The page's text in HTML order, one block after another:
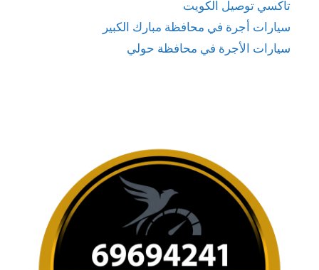
تاكسي توصيل الكويت
سيارات أجرة في محافظة مبارك الكبير
سيارات الأجرة في محافظة حولي